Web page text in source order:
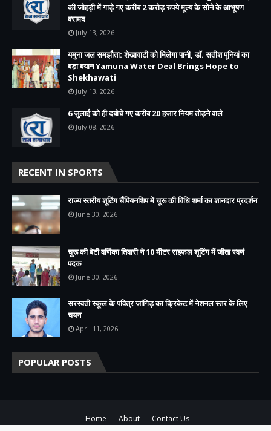
की जोहड़ी में गाड़े गए करीब 2 करोड़ रुपये मूल्य के सोने के आभूषण
बरामद
July 13, 2026
यमुना जल समझौता: शेखावाटी को मिलेगा पानी, डॉ. सतीश पूनियां का
बड़ा बयान Yamuna Water Deal Brings Hope to
Shekhawati
July 13, 2026
6 जुलाई को ही दबोचे गए करीब 20 हजार नियम तोड़ने वाले
July 08, 2026
RECENT IN SPORTS
राज्य स्तरीय शूटिंग चैंपियनशिप में चूरू की विधि शर्मा का शानदार प्रदर्शन
June 30, 2026
चूरू की बेटी वर्णिका तिवारी ने 10 मीटर राइफल शूटिंग में जीता स्वर्ण
पदक
June 30, 2026
सरस्वती स्कूल के पवित्र जांगिड़ का क्रिकेट में नेशनल स्तर के लिए
चयन
April 11, 2026
POPULAR POSTS
Home About Contact Us